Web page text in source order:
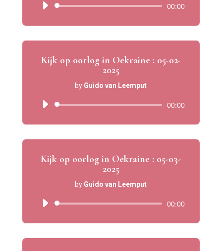
Audio
00:00
Kijk op oorlog in Oekraine : 05-02-
2025
by Guido van Leemput
Audio
00:00
Kijk op oorlog in Oekraine : 05-03-
2025
by Guido van Leemput
Audio
00:00